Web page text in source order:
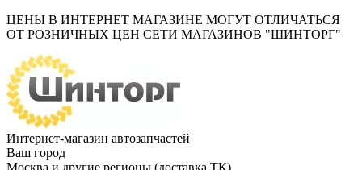
ЦЕНЫ В ИНТЕРНЕТ МАГАЗИНЕ МОГУТ ОТЛИЧАТЬСЯ
ОТ РОЗНИЧНЫХ ЦЕН СЕТИ МАГАЗИНОВ "ШИНТОРГ"
Интернет-магазин автозапчастей
Ваш город
Москва и другие регионы (доставка ТК)